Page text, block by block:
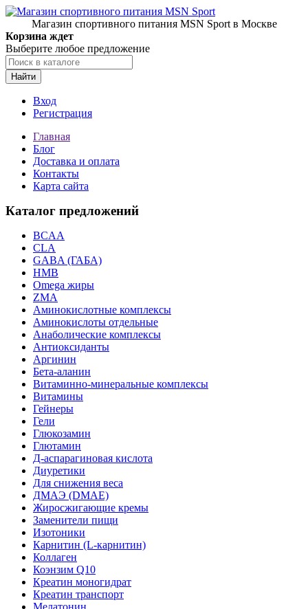
Магазин спортивного питания MSN Sport в Москве
Корзина ждет
Выберите любое предложение
Найти
Вход
Регистрация
Главная
Блог
Доставка и оплата
Контакты
Карта сайта
Каталог предложений
BCAA
CLA
GABA (ГАБА)
HMB
Omega жиры
ZMA
Аминокислотные комплексы
Аминокислоты отдельные
Анаболические комплексы
Антиоксиданты
Аргинин
Бета-аланин
Витаминно-минеральные комплексы
Витамины
Гейнеры
Гели
Глюкозамин
Глютамин
Д-аспарагиновая кислота
Диуретики
Для снижения веса
ДМАЭ (DMAE)
Жиросжигающие кремы
Заменители пищи
Изотоники
Карнитин (L-карнитин)
Коллаген
Коэнзим Q10
Креатин моногидрат
Креатин транспорт
Мелатонин